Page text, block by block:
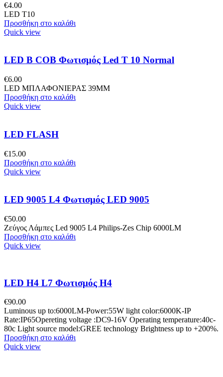
€4.00
LED T10
Προσθήκη στο καλάθι
Quick view
LED B COB Φωτισμός Led Τ 10 Normal
€6.00
LED ΜΠΛΑΦΟΝΙΕΡΑΣ 39MM
Προσθήκη στο καλάθι
Quick view
LED FLASH
€15.00
Προσθήκη στο καλάθι
Quick view
LED 9005 L4 Φωτισμός LED 9005
€50.00
Ζεύγος Λάμπες Led 9005 L4 Philips-Zes Chip 6000LM
Προσθήκη στο καλάθι
Quick view
LED H4 L7 Φωτισμός H4
€90.00
Luminous up to:6000LM-Power:55W light color:6000K-IP
Rate:IP65Opereting voltage :DC9-16V Operating temperature:40c-
80c Light source model:GREE technology Brightness up to +200%.
Προσθήκη στο καλάθι
Quick view